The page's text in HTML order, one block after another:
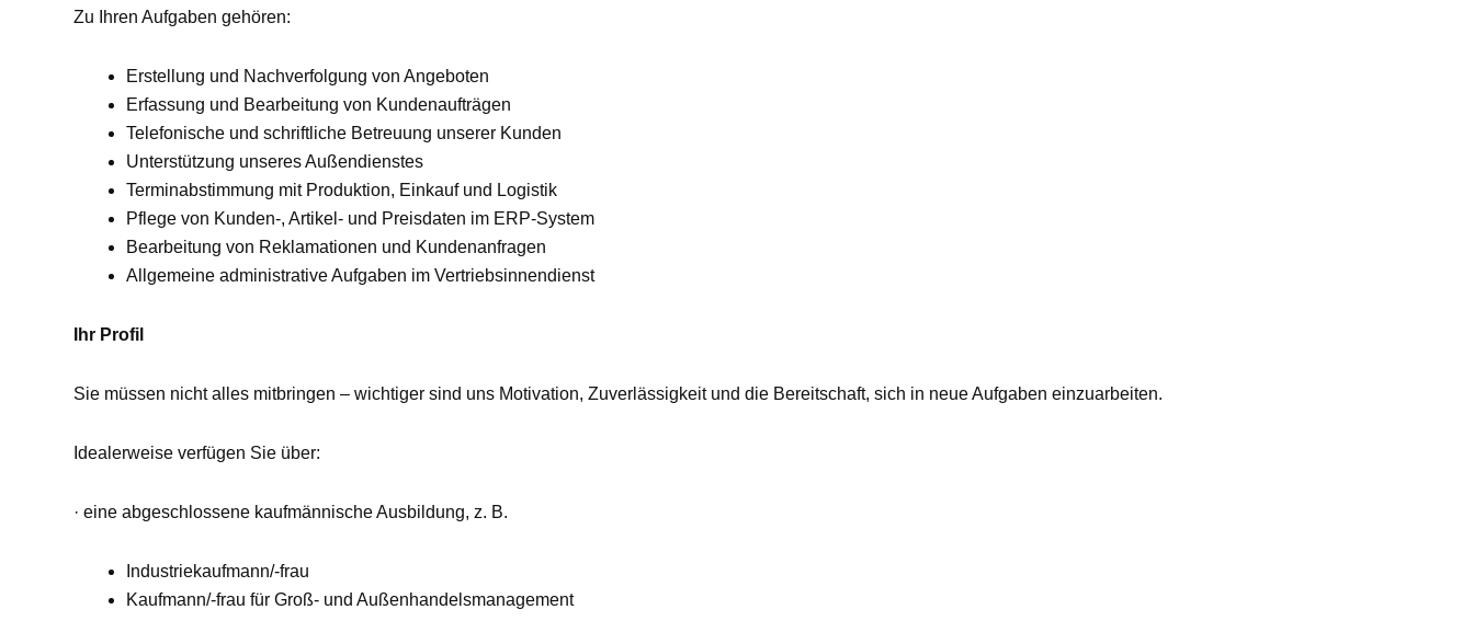
Zu Ihren Aufgaben gehören:
Erstellung und Nachverfolgung von Angeboten
Erfassung und Bearbeitung von Kundenaufträgen
Telefonische und schriftliche Betreuung unserer Kunden
Unterstützung unseres Außendienstes
Terminabstimmung mit Produktion, Einkauf und Logistik
Pflege von Kunden-, Artikel- und Preisdaten im ERP-System
Bearbeitung von Reklamationen und Kundenanfragen
Allgemeine administrative Aufgaben im Vertriebsinnendienst
Ihr Profil
Sie müssen nicht alles mitbringen – wichtiger sind uns Motivation, Zuverlässigkeit und die Bereitschaft, sich in neue Aufgaben einzuarbeiten.
Idealerweise verfügen Sie über:
· eine abgeschlossene kaufmännische Ausbildung, z. B.
Industriekaufmann/-frau
Kaufmann/-frau für Groß- und Außenhandelsmanagement